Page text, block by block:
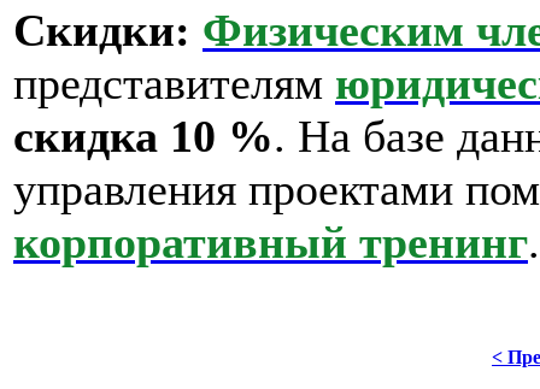
Скидки: Физическим
представителям
скидка 10 %. На базе
управления проектами
корпоративный тренинг
<